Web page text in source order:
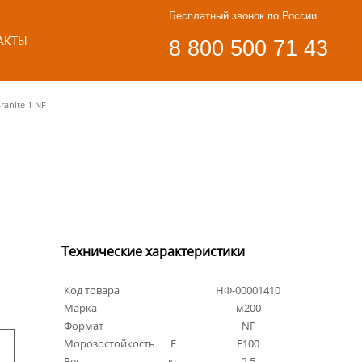
Бесплатный звонок по России
8 800 500 71 43
1 NF
Технические характеристики
Код товара
НФ-00001410
Марка
м200
Формат
NF
Морозостойкость
F
F100